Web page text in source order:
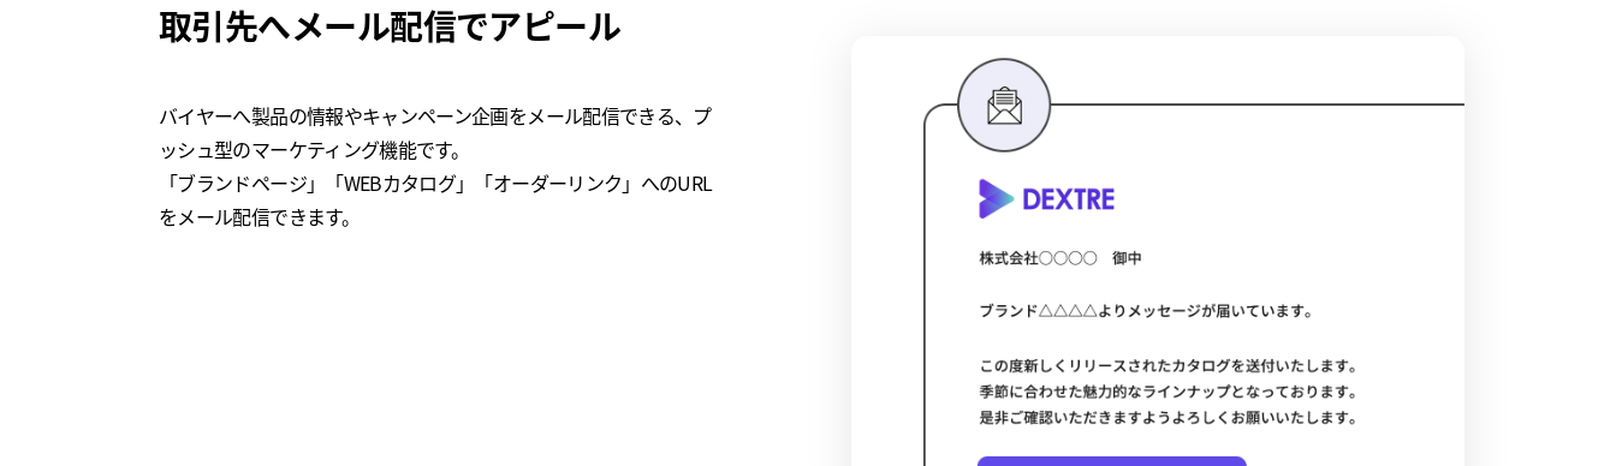
取引先へメール配信でアピール
バイヤーへ製品の情報やキャンペーン企画をメール配信できる、プ
ッシュ型のマーケティング機能です。
「ブランドページ」「WEBカタログ」「オーダーリンク」へのURL
をメール配信できます。